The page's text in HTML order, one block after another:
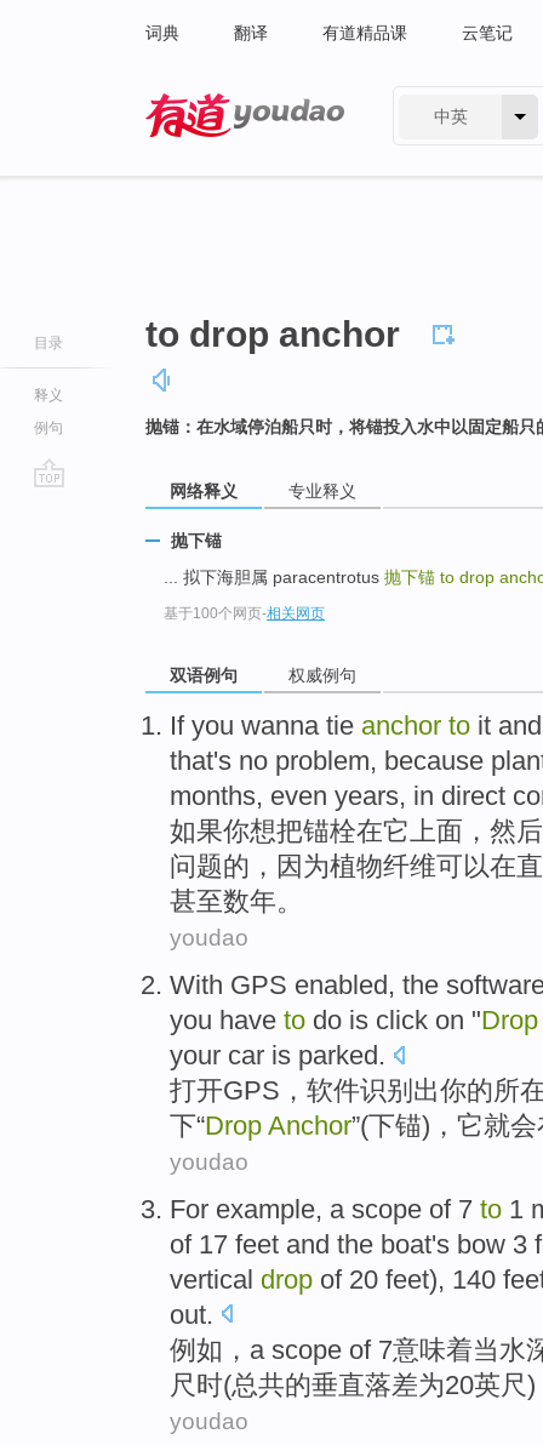
词典 翻译 有道精品课 云笔记
中英
目录
释义
例句
to drop anchor
抛锚：在水域停泊船只时，将锚投入水中以固定船只
网络释义 专业释义
抛下锚
... 拟下海胆属 paracentrotus 抛下锚 to drop
基于100个网页-相关网页
双语例句 权威例句
If you wanna tie anchor to it and
that's no problem, because
months, even years, in direct
如果你想把锚栓在它上面， 然后
问题的， 因为植物纤维可以在
甚至数年。
youdao
With GPS enabled, the
you have to do is click on "Drop
your car is parked.
打开GPS， 软件识别出你的所
下“Drop Anchor”(下锚)， 它就会
youdao
For example, a scope of 7 to 1
of 17 feet and the boat's bow 3
vertical drop of20 feet), 140
out.
例如 ， a scope of7意味着当水
尺时(总共的垂直落差为20英尺)
youdao